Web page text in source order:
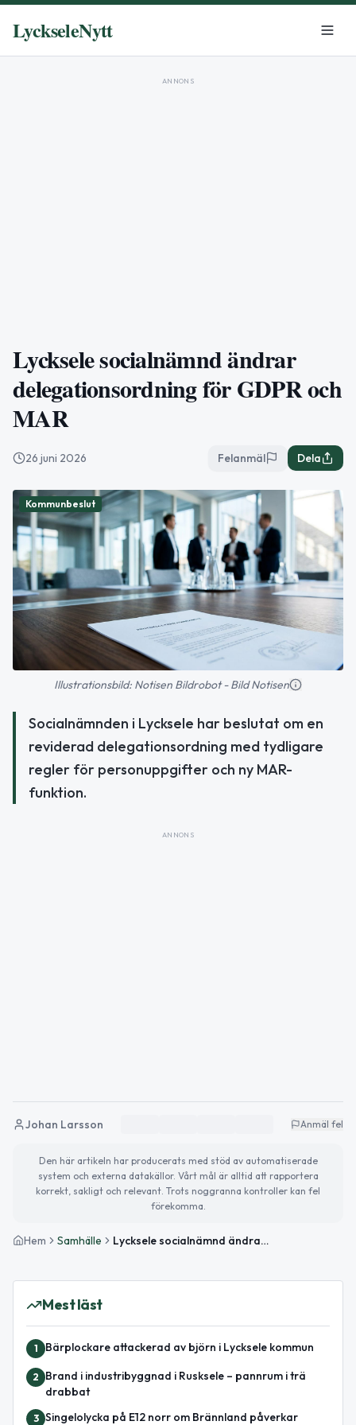
LyckseleNytt
ANNONS
Lycksele socialnämnd ändrar
delegationsordning för GDPR och
MAR
26 juni 2026 Felanmäl Dela
Kommunbeslut
Illustrationsbild: Notisen Bildrobot - Bild Notisen
Socialnämnden i Lycksele har beslutat om en
reviderad delegationsordning med tydligare
regler för personuppgifter och ny MAR-
funktion.
ANNONS
Johan Larsson Anmäl fel
Den här artikeln har producerats med stöd av automatiserade
system och externa datakällor. Vårt mål är alltid att rapportera
korrekt, sakligt och relevant. Trots noggranna kontroller kan fel
förekomma.
Hem Samhälle Lycksele socialnämnd ändrar delegationsordning för GDPR och MAR
Mest läst
1 Bärplockare attackerad av björn i Lycksele kommun
2
Brand i industribyggnad i Rusksele – pannrum i trä
drabbat
3 Singelolycka på E12 norr om Brännland påverkar